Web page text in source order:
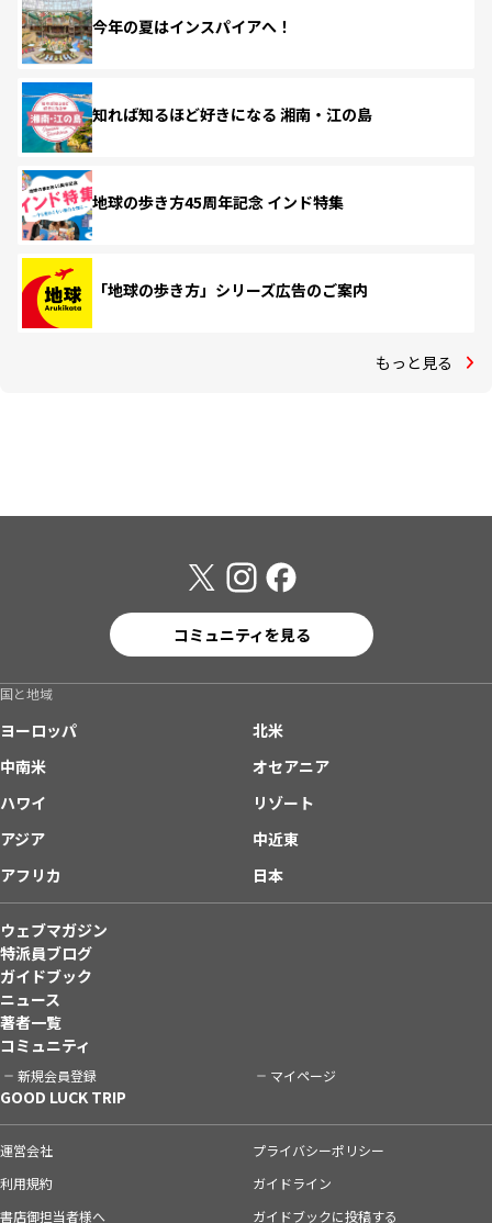
今年の夏はインスパイアへ！
知れば知るほど好きになる 湘南・江の島
地球の歩き方45周年記念 インド特集
「地球の歩き方」シリーズ広告のご案内
もっと見る
コミュニティを見る
国と地域
ヨーロッパ
北米
中南米
オセアニア
ハワイ
リゾート
アジア
中近東
アフリカ
日本
ウェブマガジン
特派員ブログ
ガイドブック
ニュース
著者一覧
コミュニティ
新規会員登録 マイページ
GOOD LUCK TRIP
運営会社
プライバシーポリシー
利用規約
ガイドライン
書店御担当者様へ
ガイドブックに投稿する